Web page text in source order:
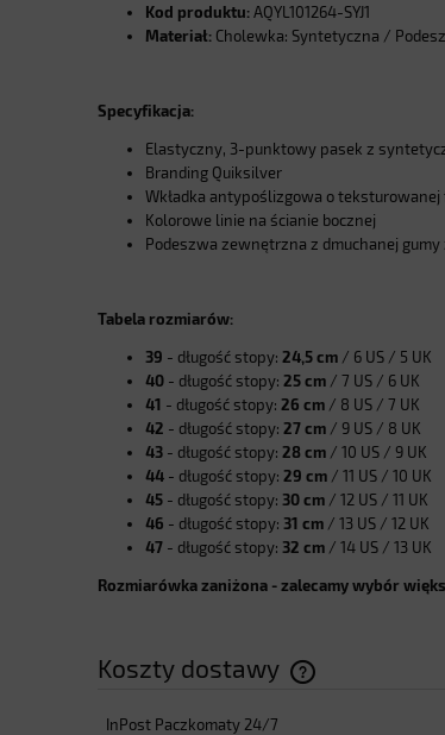
Kod produktu: AQYL101264-SYJ1
Materiał: Cholewka: Syntetyczna /
Specyfikacja:
Elastyczny, 3-punktowy pasek z
Branding Quiksilver
Wkładka antypoślizgowa o
Kolorowe linie na ścianie bocznej
Podeszwa zewnętrzna z dmuchanej
Tabela rozmiarów:
39 - długość stopy: 24,5 cm / 6 US / 5 UK
40 - długość stopy: 25 cm / 7 US / 6 UK
41 - długość stopy: 26 cm / 8 US / 7 UK
42 - długość stopy: 27 cm / 9 US / 8 UK
43 - długość stopy: 28 cm / 10 US / 9 UK
44 - długość stopy: 29 cm / 11 US / 10 UK
45 - długość stopy: 30 cm / 12 US / 11 UK
46 - długość stopy: 31 cm / 13 US / 12 UK
47 - długość stopy: 32 cm / 14 US / 13 UK
Rozmiarówka zaniżona - zalecamy wybór
Koszty dostawy
InPost Paczkomaty 24/7